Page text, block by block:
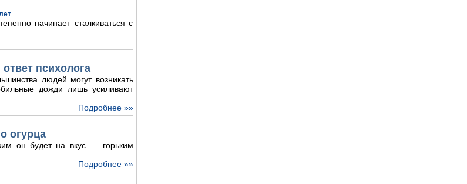
начинает сталкиваться с
психолога
людей могут возникать
дожди лишь усиливают
Подробнее »»
огурца
он будет на вкус — горьким
Подробнее »»